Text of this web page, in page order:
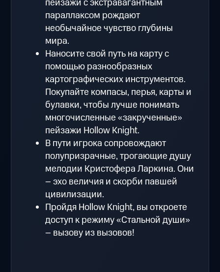
параллаксом рождают
необычайное чувство глубины
мира.
Наносите свой путь на карту с
помощью разнообразных
картографических инструментов.
Покупайте компасы, перья, карты и
булавки, чтобы лучше понимать
многочисленные «закрученные»
пейзажи Hollow Knight.
В пути игрока сопровождают
полупризрачные, трогающие душу
мелодии Кристофера Ларкина. Они
– эхо величия и скорби павшей
цивилизации.
Пройдя Hollow Knight, вы откроете
доступ к режиму «Стальной души»
– вызову из вызовов!